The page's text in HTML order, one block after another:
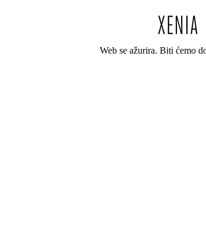
Web se ažurira. Biti ćemo